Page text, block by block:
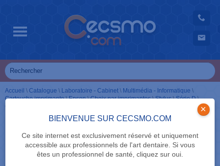
BIENVENUE SUR CECSMO.COM
Ce site internet est exclusivement réservé et uniquement
accessible aux professionnels de l'art dentaire. Si vous
êtes un professionnel de santé, cliquez sur oui.
×
Accueil \ Catalogue \ Laboratoire - Cabinet \ Multimédia - Informatique \
Cartouche imprimante\Epson\Choix par imprimantes\Stylus\Série D\
Cartouches couleur